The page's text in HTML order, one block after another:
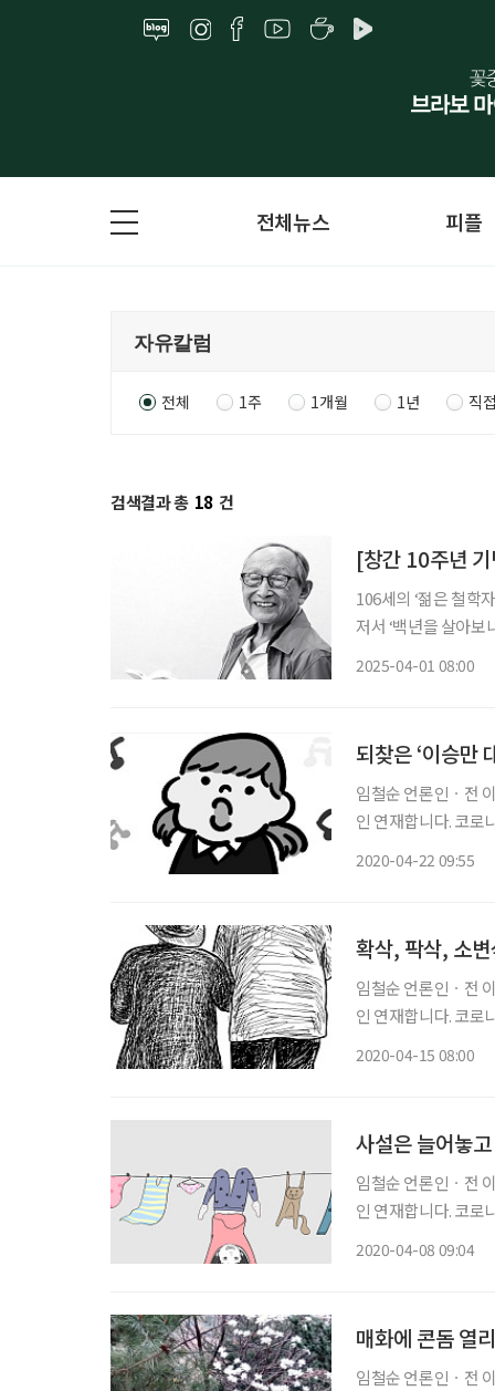
전체뉴스 피플
전체 1주 1개월 1년 직
검색결과 총 18 건
[창간 10주년
106세의 ‘젊은 철학
저서 ‘백년을 살아보
2025-04-01 08:00
되찾은 ‘이승만
임철순 언론인ㆍ전 이투데이 주필 ※4월 1일(수)부터 ‘
인 연재합니다. 코로
2020-04-22 09:55
확삭, 팍삭, 소
임철순 언론인ㆍ전 이투데이 주필 ※4월 1일(수)부터 ‘
인 연재합니다. 코로
2020-04-15 08:00
사설은 늘어놓
임철순 언론인ㆍ전
인 연재합니다. 코로
2020-04-08 09:04
매화에 콘돔 열
임철순 언론인ㆍ전